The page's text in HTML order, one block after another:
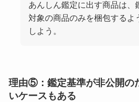
あんしん鑑定に出す商品は、
対象の商品のみを梱包するよ
しよう。
理由⑤：鑑定基準が非公開の
いケースもある